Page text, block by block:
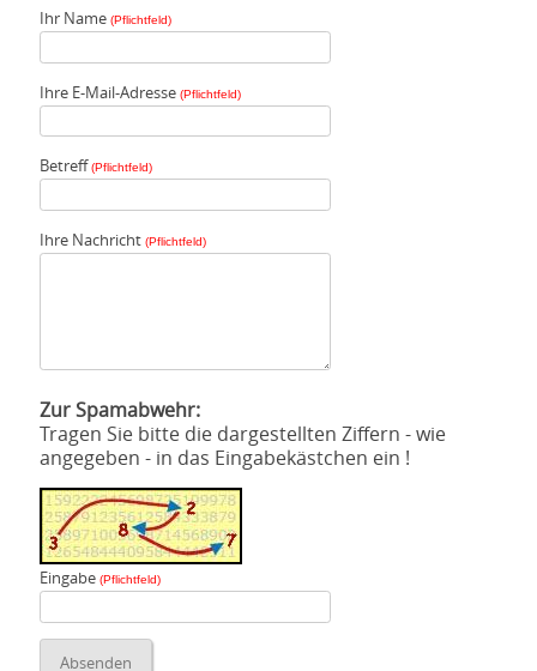
Ihr Name (Pflichtfeld)
Ihre E-Mail-Adresse (Pflichtfeld)
Betreff(Pflichtfeld)
Ihre Nachricht (Pflichtfeld)
Zur Spamabwehr:
Tragen Sie bitte die dargestellten Ziffern - wie
angegeben - in das Eingabekästchen ein !
Eingabe (Pflichtfeld)